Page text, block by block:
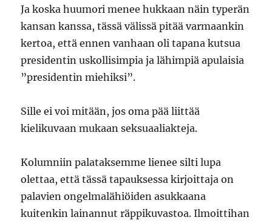
Ja koska huumori menee hukkaan näin typerän
kansan kanssa, tässä välissä pitää varmaankin
kertoa, että ennen vanhaan oli tapana kutsua
presidentin uskollisimpia ja lähimpiä apulaisia
”presidentin miehiksi”.
Sille ei voi mitään, jos oma pää liittää
kielikuvaan mukaan seksuaaliakteja.
Kolumniin palataksemme lienee silti lupa
olettaa, että tässä tapauksessa kirjoittaja on
palavien ongelmalähiöiden asukkaana
kuitenkin lainannut räppikuvastoa. Ilmoittihan